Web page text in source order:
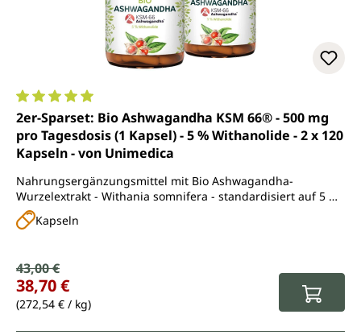
Durchschnittliche Bewertung von 5 von 5 Sternen
2er-Sparset: Bio Ashwagandha KSM 66® - 500 mg
pro Tagesdosis (1 Kapsel) - 5 % Withanolide - 2 x 120
Kapseln - von Unimedica
Nahrungsergänzungsmittel mit Bio Ashwagandha-
Wurzelextrakt - Withania somnifera - standardisiert auf 5 %
Withanolide
Kapseln
Verkaufspreis:
Regulärer Preis:
43,00 €
38,70 €
(272,54 € / kg)